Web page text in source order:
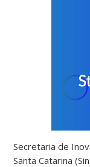
Secretaria de
Santa Catarina